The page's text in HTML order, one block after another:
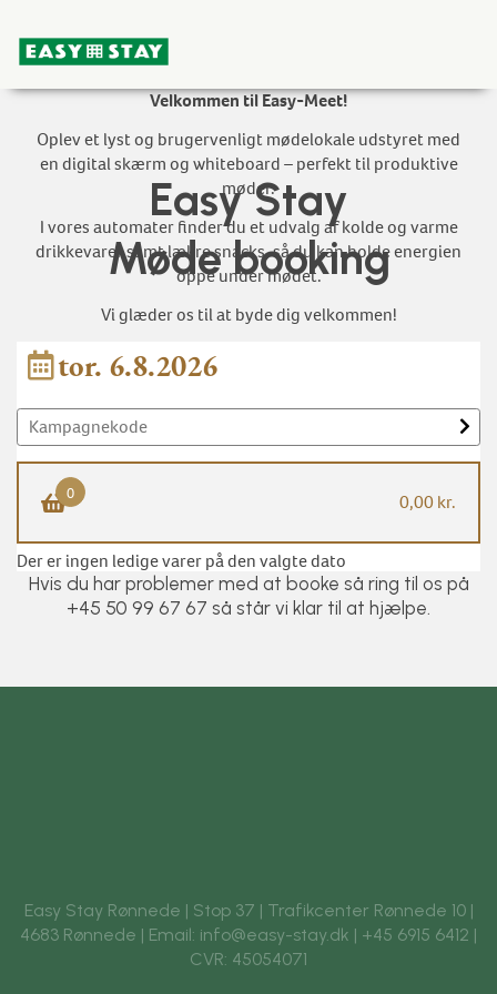
Easy Stay
Møde booking
Velkommen til Easy-Meet!
Oplev et lyst og brugervenligt mødelokale udstyret med
en digital skærm og whiteboard – perfekt til produktive
møder.
I vores automater finder du et udvalg af kolde og varme
drikkevarer samt lækre snacks, så du kan holde energien
oppe under mødet.
Vi glæder os til at byde dig velkommen!
tor. 6.8.2026
0 0,00 kr.
Der er ingen ledige varer på den valgte dato
Hvis du har problemer med at booke så ring til os på
+45 50 99 67 67 så står vi klar til at hjælpe.
Easy Stay Rønnede | Stop 37 | Trafikcenter Rønnede 10 |
4683 Rønnede | Email: info@easy-stay.dk | +45 6915 6412 |
CVR: 45054071